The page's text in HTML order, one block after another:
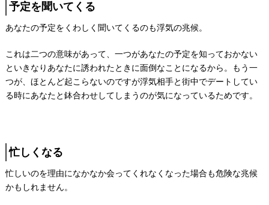
予定を聞いてくる
あなたの予定をくわしく聞いてくるのも浮気の兆候。
これは二つの意味があって、一つがあなたの予定を知っておかない
といきなりあなたに誘われたときに面倒なことになるから。もう一
つが、ほとんど起こらないのですが浮気相手と街中でデートしてい
る時にあなたと鉢合わせしてしまうのが気になっているためです。
忙しくなる
忙しいのを理由になかなか会ってくれなくなった場合も危険な兆候
かもしれません。